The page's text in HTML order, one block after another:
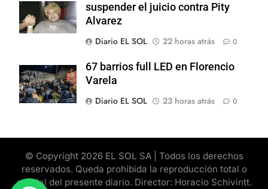
suspender el juicio contra Pity
Alvarez
Diario EL SOL
22 horas atrás 0
67 barrios full LED en Florencio
Varela
Diario EL SOL
23 horas atrás 0
© Copyright 2026 EL SOL SA | Todos los derechos
reservados. Queda prohibida la reproducción total o
parcial del presente diario. Director: Horacio Schivintt.